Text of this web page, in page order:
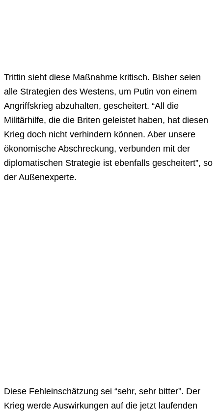
Trittin sieht diese Maßnahme kritisch. Bisher seien
alle Strategien des Westens, um Putin von einem
Angriffskrieg abzuhalten, gescheitert. “All die
Militärhilfe, die die Briten geleistet haben, hat diesen
Krieg doch nicht verhindern können. Aber unsere
ökonomische Abschreckung, verbunden mit der
diplomatischen Strategie ist ebenfalls gescheitert”, so
der Außenexperte.
Diese Fehleinschätzung sei “sehr, sehr bitter”. Der
Krieg werde Auswirkungen auf die jetzt laufenden